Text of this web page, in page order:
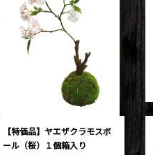
【特価品】ヤエザクラモスボ
ール（桜）１個箱入り